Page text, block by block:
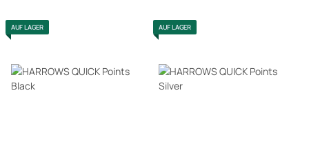
AUF LAGER AUF LAGER